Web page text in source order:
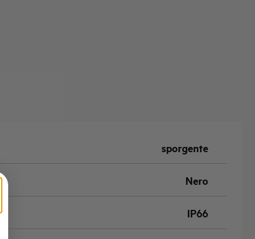
sporgente
Nero
IP66